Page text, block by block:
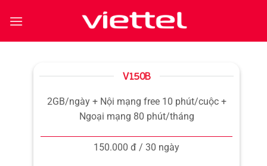
qua
V150B
2GB/ngày + Nội mạng free 10 phút/cuộc +
Ngoại mạng 80 phút/tháng
150.000 đ / 30 ngày